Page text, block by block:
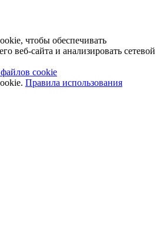
чтобы обеспечивать
веб-сайта и анализировать сетевой
cookie
Правила использования